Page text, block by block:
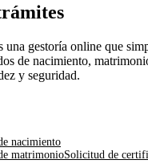
una gestoría online que
de nacimiento,
y seguridad.
nacimiento
matrimonioSolicitud de